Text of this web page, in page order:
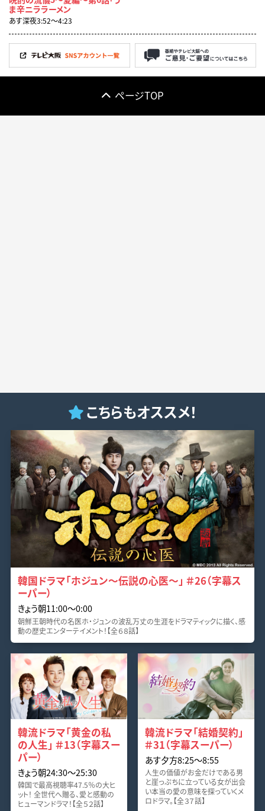
ま辛ニララーメン
あす深夜3:52〜4:23
ページTOP
こちらもオススメ！
韓国ドラマ「ホジュン～伝説の心医～」 ＃26（字幕ス
ーパー）
きょう朝11:00〜0:00
朝鮮王朝時代の名医ホ・ジュンの波乱万丈の生涯をドラマティックに描く、感
動の歴史エンターテイメント！【全６８話】
韓流ドラマ「黄金の私
の人生」 ＃13（字幕スー
パー）
きょう朝24:30〜25:30
韓国で最高視聴率47.5％の大ヒ
ット！ 全世代へ贈る、愛と感動の
ヒューマンドラマ！【全５２話】
韓流ドラマ「結婚契約」
＃31（字幕スーパー）
あす夕方8:25〜8:55
人生の価値がお金だけである男
と崖っぷちに立っている女が出会
い本当の愛の意味を探っていくメ
ロドラマ。【全３７話】